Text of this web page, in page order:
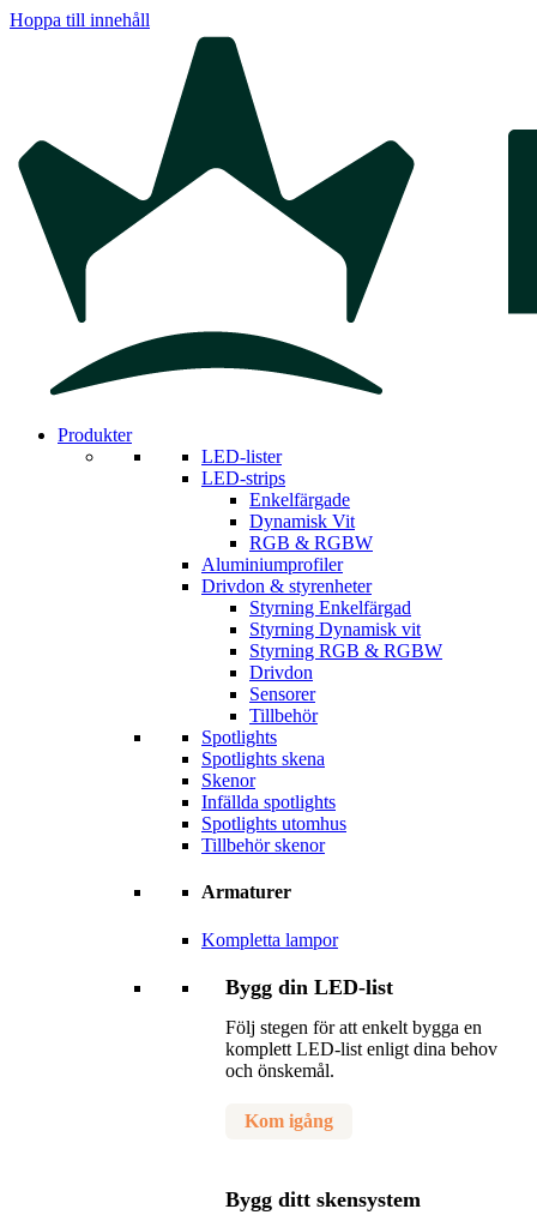
Hoppa till innehåll
Produkter
LED-lister
LED-strips
Enkelfärgade
Dynamisk Vit
RGB & RGBW
Aluminiumprofiler
Drivdon & styrenheter
Styrning Enkelfärgad
Styrning Dynamisk vit
Styrning RGB & RGBW
Drivdon
Sensorer
Tillbehör
Spotlights
Spotlights skena
Skenor
Infällda spotlights
Spotlights utomhus
Tillbehör skenor
Armaturer
Kompletta lampor
Bygg din LED-list
Följ stegen för att enkelt bygga en
komplett LED-list enligt dina behov
och önskemål.
Kom igång
Bygg ditt skensystem